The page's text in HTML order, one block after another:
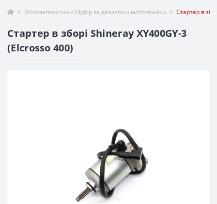
Мотозапчастини Підбір за деталями мототехніки Стартер в
Стартер в зборі Shineray XY400GY-3
(Elcrosso 400)